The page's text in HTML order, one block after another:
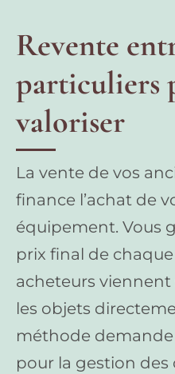
Revente
particuliers
valoriser
La vente de vos
finance l’achat de
équipement. Vous
prix final de
acheteurs
les objets
méthode
pour la gestion des